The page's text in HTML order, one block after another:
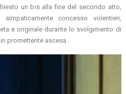
un bis alla fine del secondo atto,
concesso volentieri,
e originale durante lo svolgimento di
promettente ascesa.